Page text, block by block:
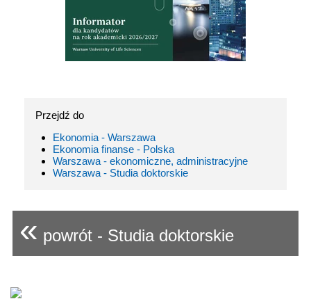
Przejdź do
Ekonomia - Warszawa
Ekonomia finanse - Polska
Warszawa - ekonomiczne, administracyjne
Warszawa - Studia doktorskie
« powrót - Studia doktorskie